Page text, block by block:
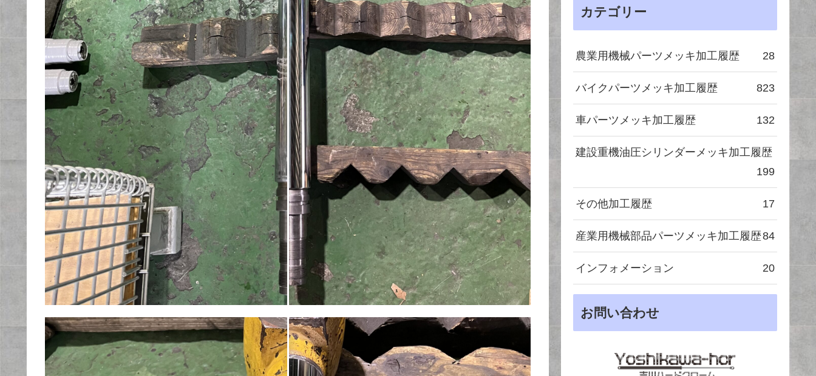
カテゴリー
農業用機械パーツメッキ加工履歴 28
バイクパーツメッキ加工履歴 823
車パーツメッキ加工履歴 132
建設重機油圧シリンダーメッキ加工履歴
199
その他加工履歴 17
産業用機械部品パーツメッキ加工履歴84
インフォメーション 20
お問い合わせ